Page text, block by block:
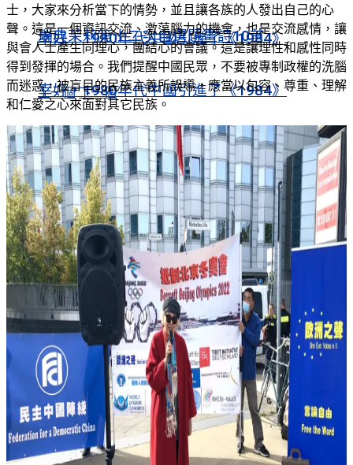
幸好，1980年代中國引進了《1984》
上一個 下一個
視頻薈萃
首屆劉曉波人權獎頒獎典禮
聖尼古拉教堂：和平祈禱與自由精神的象徵
《法蘭克福彙報》：歐洲向中國靠近
CHINA UND WIR · Ein riskantes Spiel
為信仰與理想奮鬥一生——劉曉波逝世 8 周年紀
念會
瑞典茉莉第十二次自選題畫詩10首
幸好，1980年代中國引進了《1984》
上一個 下一個
視頻薈萃
首屆劉曉波人權獎頒獎典禮
聖尼古拉教堂：和平祈禱與自由精神的象徵
《法蘭克福彙報》：歐洲向中國靠近
CHINA UND WIR · Ein riskantes Spiel
為信仰與理想奮鬥一生——劉曉波逝世 8 周年紀
士，大家來分析當下的情勢，並且讓各族的人發出自己的心
聲。這是一個資訊交流、激蕩腦力的機會，也是交流感情，讓
與會人士產生同理心，團結心的會議。這是讓理性和感性同時
得到發揮的場合。我們提醒中國民眾，不要被專制政權的洗腦
而迷惑，被盲目的民族主義所誤導，應當以包容、尊重、理解
和仁愛之心來面對其它民族。